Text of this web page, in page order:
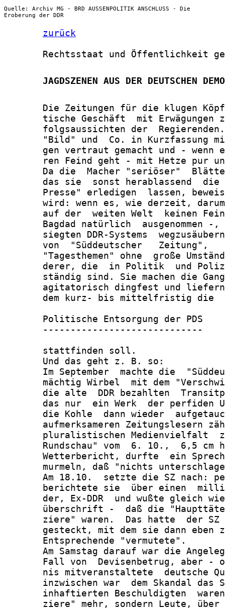
Quelle: Archiv MG - BRD AUSSENPOLITIK ANSCHLUSS - Die
Eroberung der DDR
zurück
Rechtsstaat und Öffentlichkeit
JAGDSZENEN AUS DER DEUTSCHEN